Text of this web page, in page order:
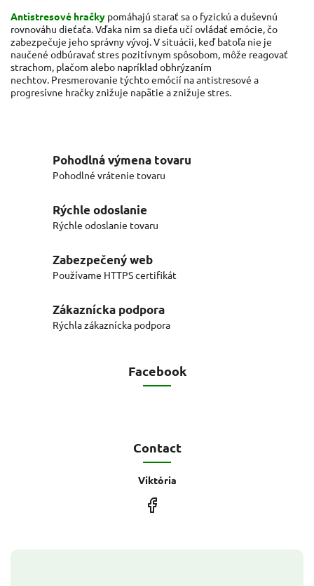
Antistresové hračky pomáhajú starať sa o fyzickú a duševnú
rovnováhu dieťaťa. Vďaka nim sa dieťa učí ovládať emócie, čo
zabezpečuje jeho správny vývoj. V situácii, keď batoľa nie je
naučené odbúravať stres pozitívnym spôsobom, môže reagovať
strachom, plačom alebo napríklad obhrýzaním
nechtov. Presmerovanie týchto emócií na antistresové a
progresívne hračky znižuje napätie a znižuje stres.
Pohodlná výmena tovaru
Pohodlné vrátenie tovaru
Rýchle odoslanie
Rýchle odoslanie tovaru
Zabezpečený web
Používame HTTPS certifikát
Zákaznícka podpora
Rýchla zákaznícka podpora
Facebook
Contact
Viktória